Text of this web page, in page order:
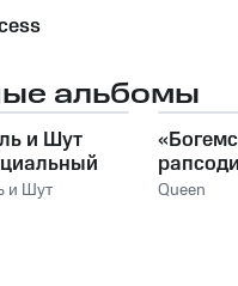
альбомы
и Шут
Часть
и Шут Queen